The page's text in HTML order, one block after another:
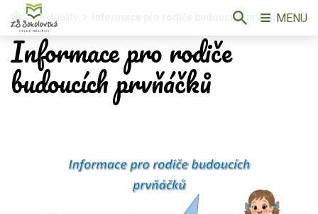
Aktuality Informace pro rodiče budoucích prvňáčků
Informace pro rodiče
budoucích prvňáčků
MENU